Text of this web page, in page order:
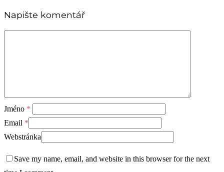
Napište komentář
Jméno *
Email *
Webstránka
Save my name, email, and website in this browser for the next